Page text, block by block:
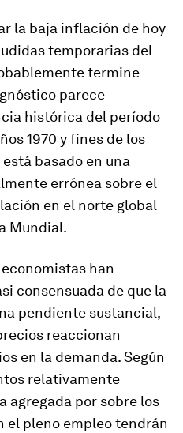
la baja inflación de hoy
temporarias del
termine
parece
histórica del período
1970 y fines de los
basado en una
errónea sobre el
en el norte global
Mundial.
economistas han
consensuada de que la
pendiente sustancial,
reaccionan
en la demanda. Según
relativamente
agregada por sobre los
el pleno empleo tendrán